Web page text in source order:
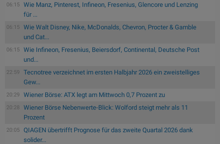
06:15
Wie Manz, Pinterest, Infineon, Fresenius, Glencore und Lenzing
für ...
06:15
Wie Walt Disney, Nike, McDonalds, Chevron, Procter & Gamble
und Cat...
06:15
Wie Infineon, Fresenius, Beiersdorf, Continental, Deutsche Post
und...
22:59
Tecnotree verzeichnet im ersten Halbjahr 2026 ein zweistelliges
Gew...
20:29 Wiener Börse: ATX legt am Mittwoch 0,7 Prozent zu
20:28
Wiener Börse Nebenwerte-Blick: Wolford steigt mehr als 11
Prozent
20:05
QIAGEN übertrifft Prognose für das zweite Quartal 2026 dank
solider...